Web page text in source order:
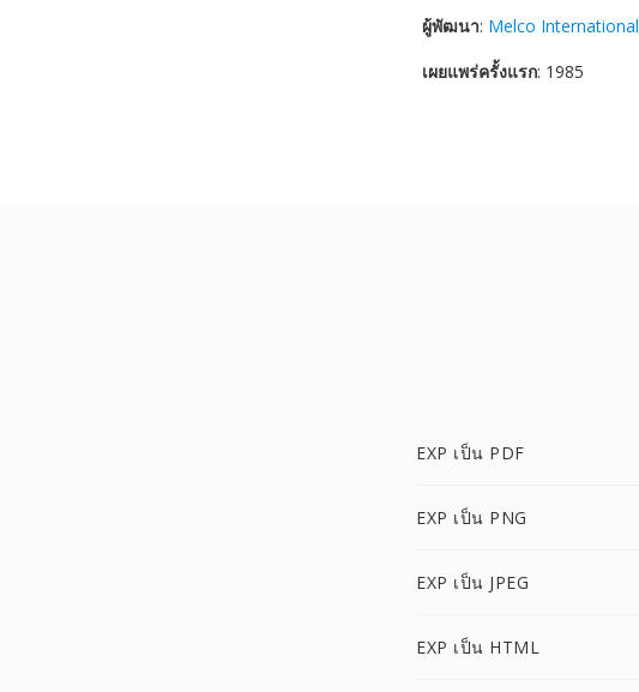
ผู้พัฒนา: Melco International
เผยแพร่ครั้งแรก: 1985
EXP เป็น PDF
EXP เป็น PNG
EXP เป็น JPEG
EXP เป็น HTML